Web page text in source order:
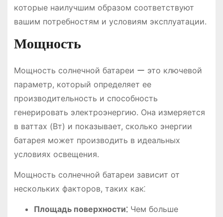
которые наилучшим образом соответствуют
вашим потребностям и условиям эксплуатации.
Мощность
Мощность солнечной батареи ー это ключевой
параметр, который определяет ее
производительность и способность
генерировать электроэнергию. Она измеряется
в ваттах (Вт) и показывает, сколько энергии
батарея может производить в идеальных
условиях освещения.
Мощность солнечной батареи зависит от
нескольких факторов, таких как⁚
Площадь поверхности⁚Чем больше